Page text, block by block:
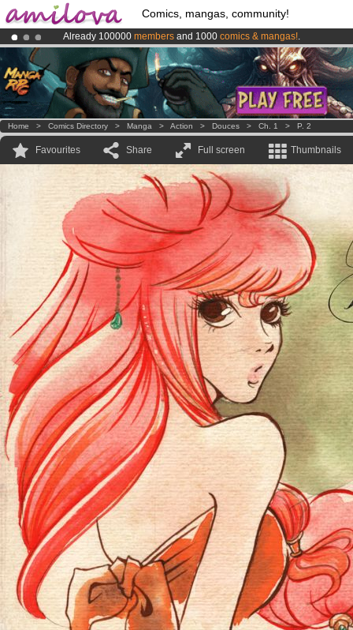
Comics, mangas, community!
Already 100000 members and 1000 comics & mangas!.
Premium membership from3.95 eurosper month !Get membership
AmilovaKickstarter is now LIVE!.
Home > Comics Directory > Manga > Action > Douces > Ch. 1 > P. 2
Favourites Share Full screen Thumbnails